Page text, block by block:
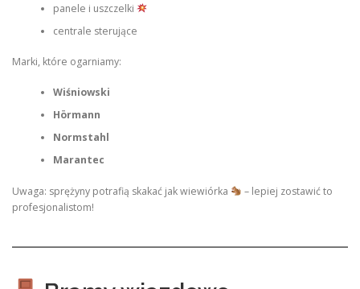
panele i uszczelki
centrale sterujące
Marki, które ogarniamy:
Wiśniowski
Hörmann
Normstahl
Marantec
Uwaga: sprężyny potrafią skakać jak wiewiórka
– lepiej zostawić to
profesjonalistom!